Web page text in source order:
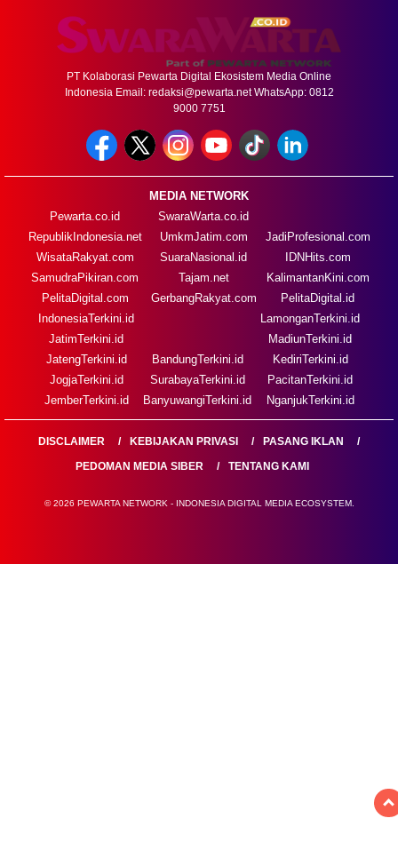
PT Kolaborasi Pewarta Digital Ekosistem Media Online
Indonesia Email: redaksi@pewarta.netWhatsApp: 0812
9000 7751
MEDIA NETWORK
Pewarta.co.id
RepublikIndonesia.net
WisataRakyat.com
SamudraPikiran.com
PelitaDigital.com
SwaraWarta.co.id
UmkmJatim.com
SuaraNasional.id
Tajam.net
GerbangRakyat.com
JadiProfesional.com
IDNHits.com
KalimantanKini.com
PelitaDigital.id
IndonesiaTerkini.id
JatimTerkini.id
JatengTerkini.id
JogjaTerkini.id
JemberTerkini.id
BandungTerkini.id
SurabayaTerkini.id
BanyuwangiTerkini.id
LamonganTerkini.id
MadiunTerkini.id
KediriTerkini.id
PacitanTerkini.id
NganjukTerkini.id
DISCLAIMER KEBIJAKAN PRIVASI
PASANG IKLAN
PEDOMAN MEDIA SIBER
TENTANG KAMI
© 2026 PEWARTA NETWORK - INDONESIA DIGITAL MEDIA ECOSYSTEM.